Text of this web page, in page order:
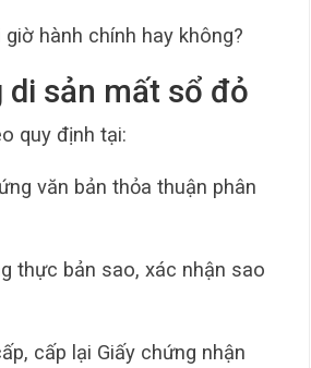
hành chính hay không?
di sản mất sổ đỏ
quy định tại:
văn bản thỏa thuận phân
thực bản sao, xác nhận sao
cấp lại Giấy chứng nhận